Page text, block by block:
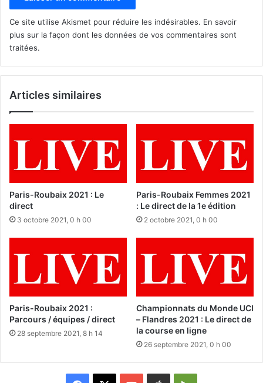
Ce site utilise Akismet pour réduire les indésirables. En savoir
plus sur la façon dont les données de vos commentaires sont
traitées.
Articles similaires
Paris-Roubaix 2021 : Le
direct
3 octobre 2021, 0 h 00
Paris-Roubaix Femmes 2021
: Le direct de la 1e édition
2 octobre 2021, 0 h 00
Paris-Roubaix 2021 :
Parcours / équipes / direct
28 septembre 2021, 8 h 14
Championnats du Monde UCI
– Flandres 2021 : Le direct de
la course en ligne
26 septembre 2021, 0 h 00